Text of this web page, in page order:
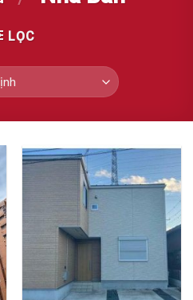
LỌC